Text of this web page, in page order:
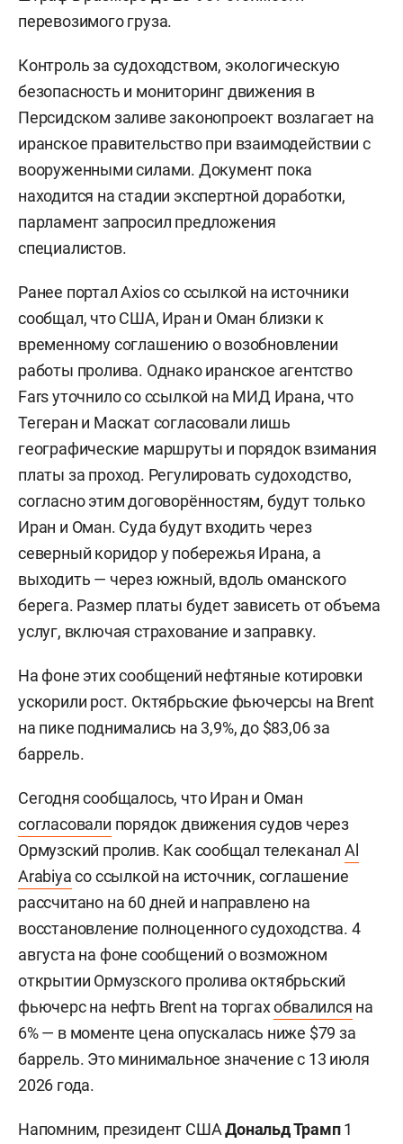
перевозимого груза.
Контроль за судоходством, экологическую
безопасность и мониторинг движения в
Персидском заливе законопроект возлагает на
иранское правительство при взаимодействии с
вооруженными силами. Документ пока
находится на стадии экспертной доработки,
парламент запросил предложения
специалистов.
Ранее портал Axios со ссылкой на источники
сообщал, что США, Иран и Оман близки к
временному соглашению о возобновлении
работы пролива. Однако иранское агентство
Fars уточнило со ссылкой на МИД Ирана, что
Тегеран и Маскат согласовали лишь
географические маршруты и порядок взимания
платы за проход. Регулировать судоходство,
согласно этим договорённостям, будут только
Иран и Оман. Суда будут входить через
северный коридор у побережья Ирана, а
выходить — через южный, вдоль оманского
берега. Размер платы будет зависеть от объема
услуг, включая страхование и заправку.
На фоне этих сообщений нефтяные котировки
ускорили рост. Октябрьские фьючерсы на Brent
на пике поднимались на 3,9%, до $83,06 за
баррель.
Сегодня сообщалось, что Иран и Оман
согласовали порядок движения судов через
Ормузский пролив. Как сообщал телеканал Al
Arabiyaсо ссылкой на источник, соглашение
рассчитано на 60 дней и направлено на
восстановление полноценного судоходства. 4
августа на фоне сообщений о возможном
открытии Ормузского пролива октябрьский
фьючерс на нефть Brent на торгахобвалился на
6% — в моменте цена опускалась ниже $79 за
баррель. Это минимальное значение с 13 июля
2026 года.
Напомним, президент СШАДональд Трамп1